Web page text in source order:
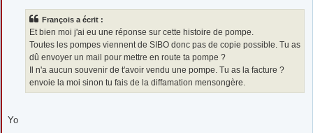
François a écrit :
Et bien moi j'ai eu une réponse sur cette histoire de pompe.
Toutes les pompes viennent de SIBO donc pas de copie possible. Tu as
dû envoyer un mail pour mettre en route ta pompe ?
Il n'a aucun souvenir de t'avoir vendu une pompe. Tu as la facture ?
envoie la moi sinon tu fais de la diffamation mensongère.
Yo